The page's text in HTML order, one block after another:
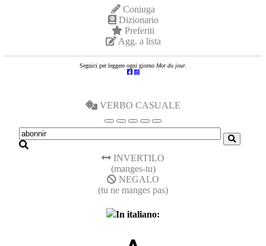
Coniuga
Dizionario
Preferiti
Agg. a lista
Seguici per leggere ogni giorno Mot du jour.
VERBO CASUALE
INVERTILO
(manges-tu)
NEGALO
(tu ne manges pas)
In italiano: